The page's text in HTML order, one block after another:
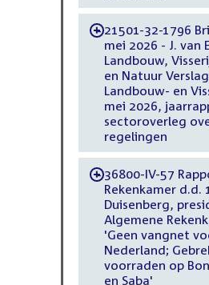
-21501-32-1796
mei 2026 - J. van
Landbouw,
en Natuur
Landbouw- en
mei 2026,
sectoroverleg
regelingen
-36800-IV-57
Rekenkamer d.d.
Duisenberg,
Algemene
'Geen vangnet
Nederland;
voorraden op
en Saba'